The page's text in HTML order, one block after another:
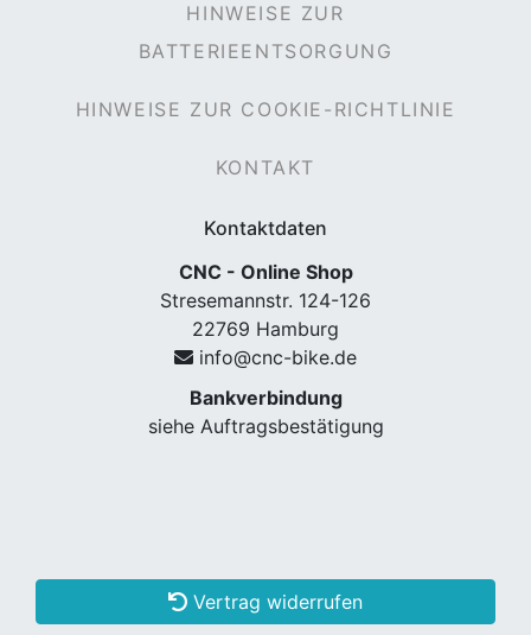
HINWEISE ZUR
BATTERIEENTSORGUNG
HINWEISE ZUR COOKIE-RICHTLINIE
KONTAKT
Kontaktdaten
CNC - Online Shop
Stresemannstr. 124-126
22769 Hamburg
info@cnc-bike.de
Bankverbindung
siehe Auftragsbestätigung
Vertrag widerrufen